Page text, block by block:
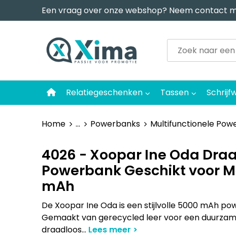
Een vraag over onze webshop? Neem contact
Relatiegeschenken Tassen
Home ... Powerbanks Multifunctionele
4026 - Xoopar Ine Oda
Powerbank Geschikt voor
mAh
De Xoopar Ine Oda is een stijlvolle 5000 mAh
Gemaakt van gerecycled leer voor een
draadloos...